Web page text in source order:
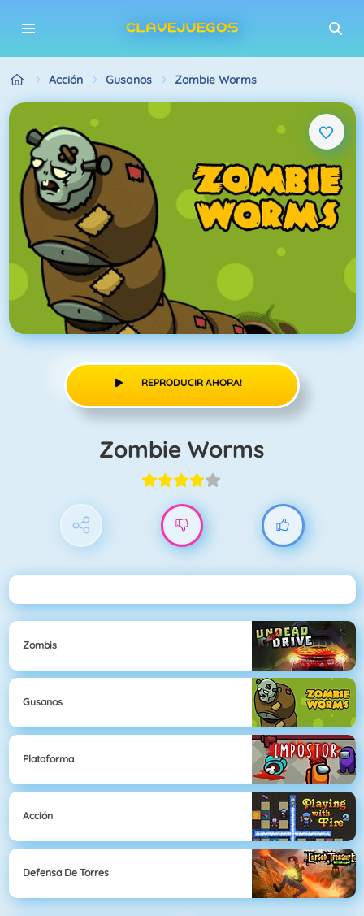
Acción Gusanos Zombie Worms
REPRODUCIR AHORA!
Zombie Worms
Zombis
Gusanos
Plataforma
Acción
Defensa De Torres